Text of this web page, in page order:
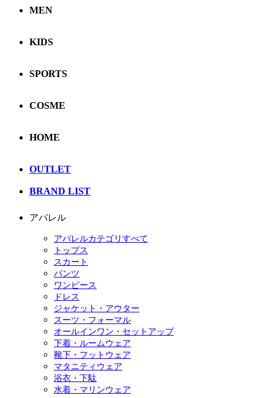
MEN
KIDS
SPORTS
COSME
HOME
OUTLET
BRAND LIST
アパレル
アパレルカテゴリすべて
トップス
スカート
パンツ
ワンピース
ドレス
ジャケット・アウター
スーツ・フォーマル
オールインワン・セットアップ
下着・ルームウェア
靴下・フットウェア
マタニティウェア
浴衣・下駄
水着・マリンウェア